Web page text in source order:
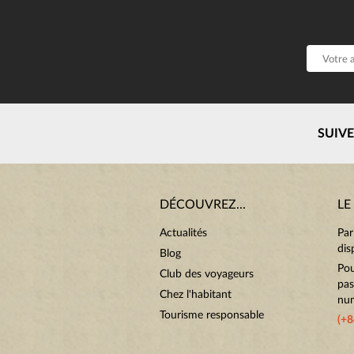
DÉCOUVREZ...
Actualités
Blog
Club des voyageurs
Chez l'habitant
Tourisme responsable